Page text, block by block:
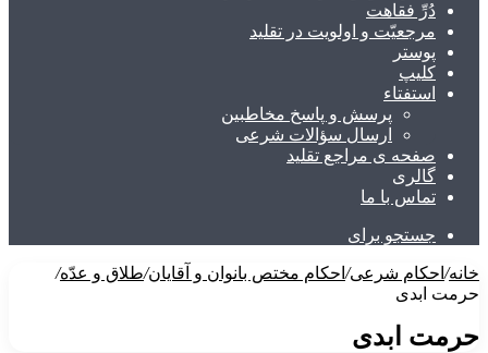
دُرِّ فقاهت
مرجعیّت و اولویت در تقلید
پوستر
کلیپ
استفتاء
پرسش و پاسخ مخاطبین
ارسال سؤالات شرعی
صفحه ی مراجع تقلید
گالری
تماس با ما
جستجو برای
خانه/ احکام شرعی/ احکام مختص بانوان و آقایان/طلاق و عدّه/
حرمت ابدی
حرمت ابدی